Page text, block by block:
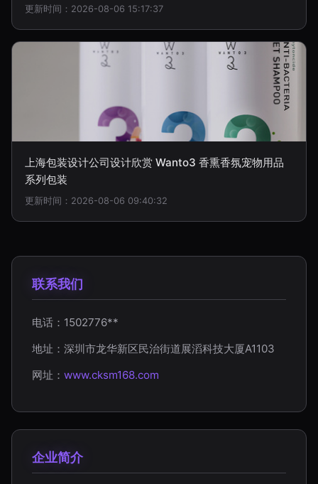
更新时间：2026-08-06 15:17:37
上海包装设计公司设计欣赏 Wanto3 香熏香氛宠物用品
系列包装
更新时间：2026-08-06 09:40:32
联系我们
电话：1502776**
地址：深圳市龙华新区民治街道展滔科技大厦A1103
网址： www.cksm168.com
企业简介